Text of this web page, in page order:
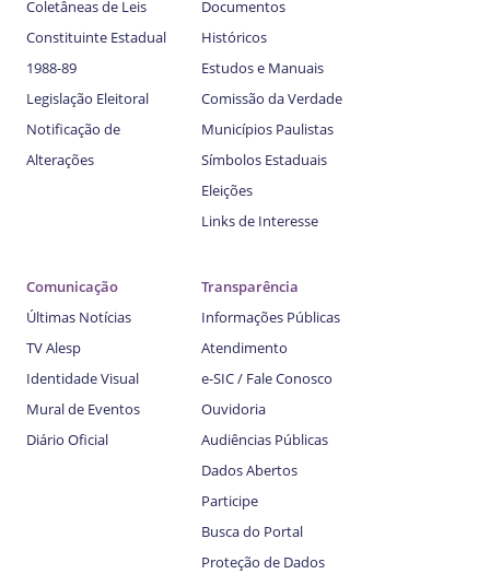
Coletâneas de Leis
Constituinte Estadual
1988-89
Legislação Eleitoral
Notificação de
Alterações
Documentos
Históricos
Estudos e Manuais
Comissão da Verdade
Municípios Paulistas
Símbolos Estaduais
Eleições
Links de Interesse
Comunicação
Últimas Notícias
TV Alesp
Identidade Visual
Mural de Eventos
Diário Oficial
Transparência
Informações Públicas
Atendimento
e-SIC / Fale Conosco
Ouvidoria
Audiências Públicas
Dados Abertos
Participe
Busca do Portal
Proteção de Dados